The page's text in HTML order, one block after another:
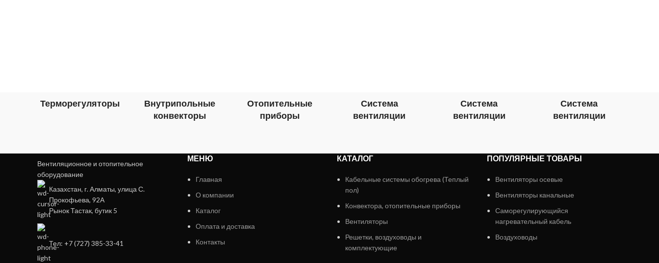
Терморегуляторы
Внутрипольные
конвекторы
Отопительные
приборы
Система
вентиляции
Система
вентиляции
Система
вентиляции
Вентиляционное и отопительное
оборудование
Казахстан, г. Алматы, улица С.
Прокофьева, 92А
Рынок Тастак, бутик 5
Тел: +7 (727) 385-33-41
МЕНЮ
Главная
О компании
Каталог
Оплата и доставка
Контакты
КАТАЛОГ
Кабельные системы обогрева (Теплый
пол)
Конвектора, отопительные приборы
Вентиляторы
Решетки, воздуховоды и
комплектующие
ПОПУЛЯРНЫЕ ТОВАРЫ
Вентиляторы осевые
Вентиляторы канальные
Саморегулирующийся
нагревательный кабель
Воздуховоды